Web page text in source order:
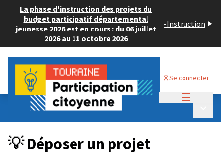
La phase d'instruction des projets du
budget participatif départemental
jeunesse 2026 est en cours : du 06 juillet
2026 au 11 octobre 2026
-Instruction
Se connecter
Budget Participatif ADULTE 2024
💡 Déposer un projet
💡 Déposer un projet